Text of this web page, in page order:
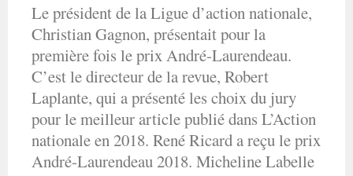
Le président de la Ligue d’action nationale,
Christian Gagnon, présentait pour la
première fois le prix André-Laurendeau.
C’est le directeur de la revue, Robert
Laplante, qui a présenté les choix du jury
pour le meilleur article publié dans L’Action
nationale en 2018. René Ricard a reçu le prix
André-Laurendeau 2018. Micheline Labelle